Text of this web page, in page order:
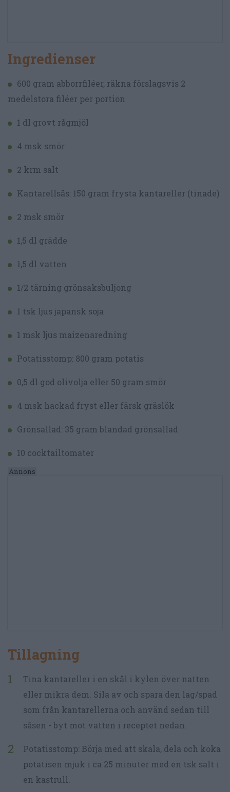
Ingredienser
600 gram abborrfiléer, räkna förslagsvis 2
medelstora filéer per portion
1 dl grovt rågmjöl
4 msk smör
2 krm salt
Kantarellsås: 150 gram frysta kantareller (tinade)
2 msk smör
1,5 dl grädde
1,5 dl vatten
1/2 tärning grönsaksbuljong
1 tsk ljus japansk soja
1 msk ljus maizenaredning
Potatisstomp: 800 gram potatis
0,5 dl god olivolja eller 50 gram smör
4 msk hackad fryst eller färsk gräslök
Grönsallad: 35 gram blandad grönsallad
10 cocktailtomater
Tillagning
Tina kantareller i en skål i kylen över natten
eller mikra dem. Sila av och spara den lag/spad
som från kantarellerna och använd sedan till
såsen - byt mot vatten i receptet nedan.
Potatisstomp: Börja med att skala, dela och koka
potatisen mjuk i ca 25 minuter med en tsk salt i
en kastrull.